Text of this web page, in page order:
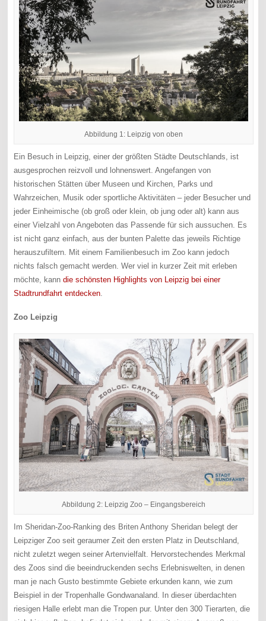
Abbildung 1: Leipzig von oben
Ein Besuch in Leipzig, einer der größten Städte Deutschlands, ist
ausgesprochen reizvoll und lohnenswert. Angefangen von
historischen Stätten über Museen und Kirchen, Parks und
Wahrzeichen, Musik oder sportliche Aktivitäten – jeder Besucher und
jeder Einheimische (ob groß oder klein, ob jung oder alt) kann aus
einer Vielzahl von Angeboten das Passende für sich aussuchen. Es
ist nicht ganz einfach, aus der bunten Palette das jeweils Richtige
herauszufiltern. Mit einem Familienbesuch im Zoo kann jedoch
nichts falsch gemacht werden. Wer viel in kurzer Zeit mit erleben
möchte, kanndie schönsten Highlights von Leipzig bei einer
Stadtrundfahrt entdecken.
Zoo Leipzig
Abbildung 2: Leipzig Zoo – Eingangsbereich
Im Sheridan-Zoo-Ranking des Briten Anthony Sheridan belegt der
Leipziger Zoo seit geraumer Zeit den ersten Platz in Deutschland,
nicht zuletzt wegen seiner Artenvielfalt. Hervorstechendes Merkmal
des Zoos sind die beeindruckenden sechs Erlebniswelten, in denen
man je nach Gusto bestimmte Gebiete erkunden kann, wie zum
Beispiel in der Tropenhalle Gondwanaland. In dieser überdachten
riesigen Halle erlebt man die Tropen pur. Unter den 300 Tierarten, die